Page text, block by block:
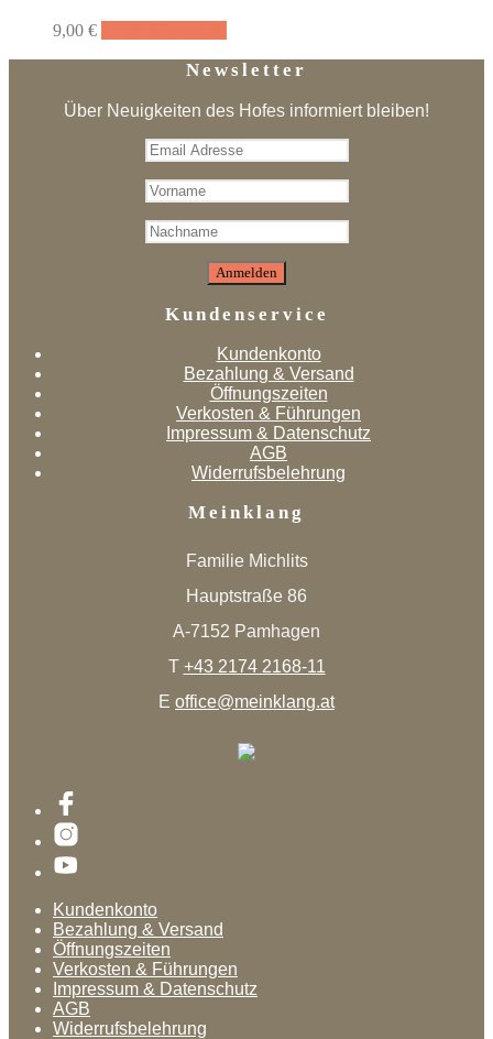
9,00 €
Newsletter
Über Neuigkeiten des Hofes informiert bleiben!
Kundenservice
Kundenkonto
Bezahlung & Versand
Öffnungszeiten
Verkosten & Führungen
Impressum & Datenschutz
AGB
Widerrufsbelehrung
Meinklang
Familie Michlits
Hauptstraße 86
A-7152 Pamhagen
T +43 2174 2168-11
E office@meinklang.at
Kundenkonto
Bezahlung & Versand
Öffnungszeiten
Verkosten & Führungen
Impressum & Datenschutz
AGB
Widerrufsbelehrung